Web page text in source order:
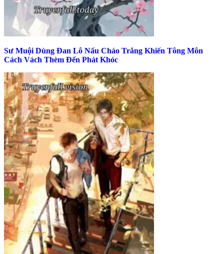
Sư Muội Dùng Đan Lô Nấu Cháo Trắng Khiến Tông Môn
Cách Vách Thèm Đến Phát Khóc